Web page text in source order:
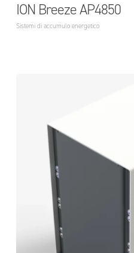
ION Breeze AP4850
Sistemi di accumulo energetico